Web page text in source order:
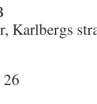
Karlbergs